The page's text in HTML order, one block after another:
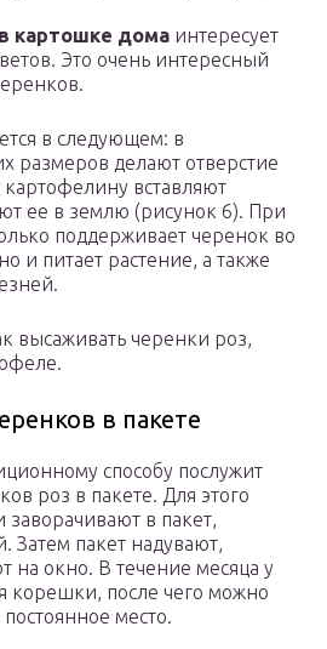
картошке дома интересует
Это очень интересный
в следующем: в
размеров делают отверстие
картофелину вставляют
ее в землю (рисунок 6). При
поддерживает черенок во
и питает растение, а также
высаживать черенки роз,
в пакете
способу послужит
роз в пакете. Для этого
в пакет,
Затем пакет надувают,
на окно. В течение месяца у
корешки, после чего можно
место.